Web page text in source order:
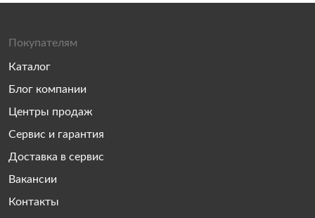
Покупателям
Каталог
Блог компании
Центры продаж
Сервис и гарантия
Доставка в сервис
Вакансии
Контакты